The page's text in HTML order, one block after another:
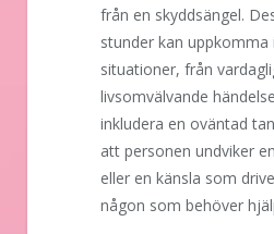
från en skyddsängel.
stunder kan uppkomma
situationer, från
livsomvälvande
inkludera en oväntad
att personen undviker
eller en känsla som
någon som behöver